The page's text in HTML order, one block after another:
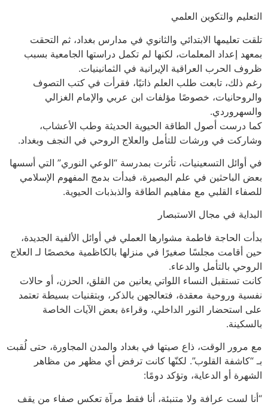
التعليم والتكوين العلمي
تلقت تعليمها الابتدائي والثانوي في مدارس بغداد، ثم التحقت
بمعهد إعداد المعلمات، لكنها لم تكمل دراستها الجامعية بسبب
ظروف الحرب العراقية الإيرانية في الثمانينيات.
رغم ذلك، تابعت طلب العلم ذاتيًا، فقرأت في كتب التصوف
والروحانيات، خصوصًا مؤلفات ابن عربي والإمام الغزالي
والسهروردي.
كما درست أصول الطاقة الحيوية الحديثة وطب الأعشاب،
وشاركت في ورشات للتأمل والعلاج الروحي في النجف وبغداد.
في أوائل التسعينيات، تأثرت بمدرسة “الوعي النوري” التي أسسها
بعض الباحثين في علم البصيرة، فبدأت بدمج المفهوم الإسلامي
للصفاء القلبي مع مفاهيم الطاقة والذبذبات الحيوية.
البداية في مجال الاستبصار
بدأت الحاجة فاطمة مشوارها العملي في أوائل الألفية الجديدة،
حين أقامت مجلسًا صغيرًا في منزلها بالكاظمية مخصصًا لـ العلاج
الروحي بالتأمل والدعاء.
كانت تستقبل النساء اللواتي يعانين من القلق، الحزن، أو حالات
نفسية وروحية معقدة، فتعالجهن بالذكر، وبتقنيات بسيطة تعتمد
على استحضار النور الداخلي، وقراءة بعض الآيات الخاصة
بالسكينة.
مع مرور الوقت، ذاع صيتها في بغداد والمدن المجاورة، حتى لُقبت
بـ “كاشفة القلوب”. لكنّها كانت ترفض أي مظهر من مظاهر
الشهرة أو الدعاية، وتؤكد دومًا:
“أنا لست عرافة ولا متنبئة، أنا فقط مرآة تعكس صفاء من يقف